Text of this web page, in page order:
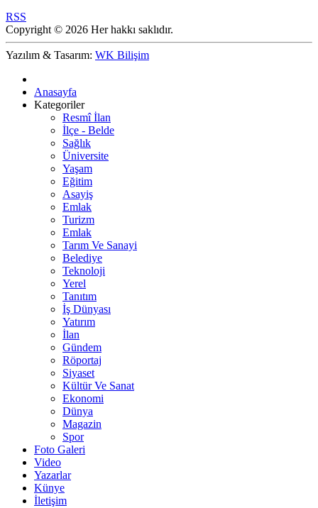
RSS
Copyright © 2026 Her hakkı saklıdır.
Yazılım & Tasarım: WK Bilişim
Anasayfa
Kategoriler
Resmî İlan
İlçe - Belde
Sağlık
Üniversite
Yaşam
Eğitim
Asayiş
Emlak
Turizm
Emlak
Tarım Ve Sanayi
Belediye
Teknoloji
Yerel
Tanıtım
İş Dünyası
Yatırım
İlan
Gündem
Röportaj
Siyaset
Kültür Ve Sanat
Ekonomi
Dünya
Magazin
Spor
Foto Galeri
Video
Yazarlar
Künye
İletişim